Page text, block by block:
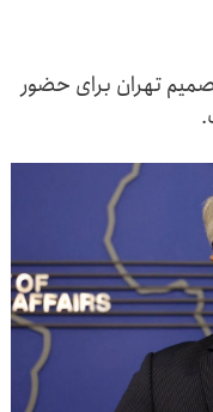
تهران برای حضور